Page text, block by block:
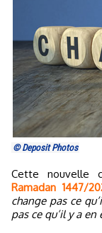
© Deposit Photos
Cette nouvelle
Ramadan 1447/
change pas ce
pas ce qu’il y a en